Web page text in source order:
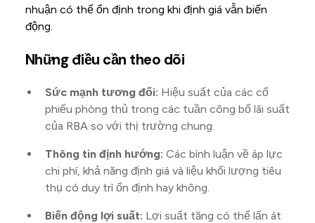
nhuận có thể ổn định trong khi định giá vẫn biến
động.
Những điều cần theo dõi
Sức mạnh tương đối: Hiệu suất của các cổ
phiếu phòng thủ trong các tuần công bố lãi suất
của RBA so với thị trường chung.
Thông tin định hướng: Các bình luận về áp lực
chi phí, khả năng định giá và liệu khối lượng tiêu
thụ có duy trì ổn định hay không.
Biến động lợi suất: Lợi suất tăng có thể lấn át